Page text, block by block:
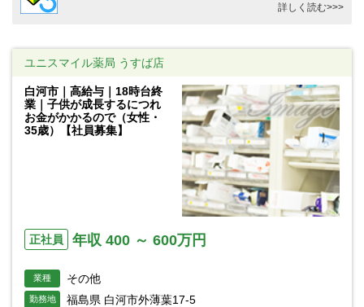
詳しく読む>>>
ユニスマイル薬局 うすば店
白河市｜高給与｜18時台終
業｜子供が成長するにつれ
お金がかかるので（女性・
35歳）【社員募集】
正社員 年収 400 ～ 600万円
業種 その他
勤務地 福島県 白河市外薄葉17-5